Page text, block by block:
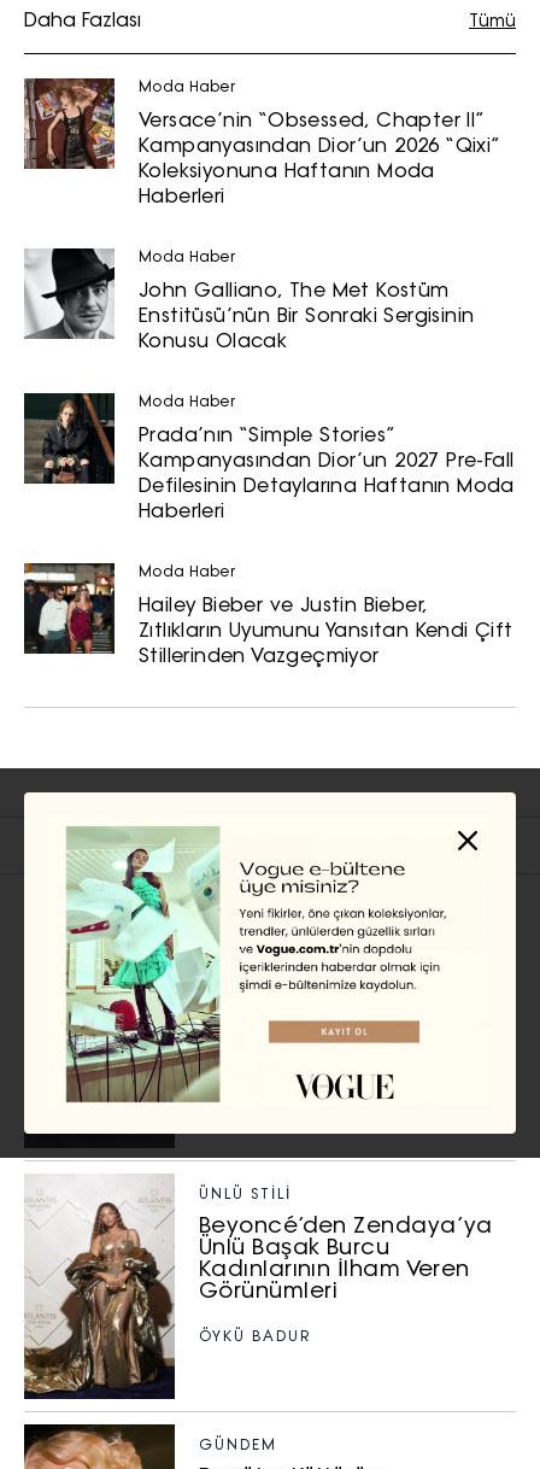
sırları ve en popüler partilerden
Turkuvaz Haberleşme ve Yayıncılık
A.Ş. tarafından
üzerinden sunulan ürün ve
hizmetlere ilişkin reklam, tanıtım,
pazarlama ve kutlama/ temenni
amaçlı her türlü e-bülten/ ticari
elektronik ileti gönderiminin e-posta
ve bu kapsamda/ amaçla ad/
soyad ve e-posta adresi verilerimin
işlenmesine açık rıza veriyorum.
Daha Fazlası Tümü
Moda Haber
Versace’nin “Obsessed, Chapter II”
Kampanyasından Dior’un 2026 “Qixi”
Koleksiyonuna Haftanın Moda
Haberleri
Moda Haber
John Galliano, The Met Kostüm
Enstitüsü’nün Bir Sonraki Sergisinin
Konusu Olacak
Moda Haber
Prada’nın “Simple Stories”
Kampanyasından Dior’un 2027 Pre-Fall
Defilesinin Detaylarına Haftanın Moda
Haberleri
Moda Haber
Hailey Bieber ve Justin Bieber,
Zıtlıkların Uyumunu Yansıtan Kendi Çift
Stillerinden Vazgeçmiyor
İlgili Başlıklar
GÜNDEM
Müzisyenler Neden Moda
Sektörüne Giriş Yaptı?
ÖYKÜ BADUR
ÜNLÜ STILI
Beyoncé’den Zendaya’ya
Ünlü Başak Burcu
Kadınlarının İlham Veren
Görünümleri
ÖYKÜ BADUR
GÜNDEM